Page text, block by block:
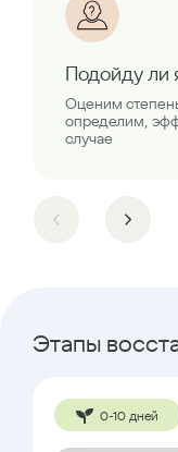
Подойду ли
Оценим
определим,
случае
Этапы
0-10 дней